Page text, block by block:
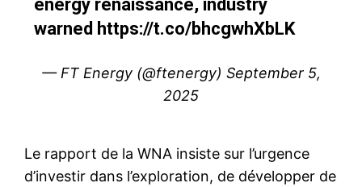
energy renaissance, industry
warned https://t.co/bhcgwhXbLK
— FT Energy (@ftenergy) September 5,
2025
Le rapport de la WNA insiste sur l’urgence
d’investir dans l’exploration, de développer de